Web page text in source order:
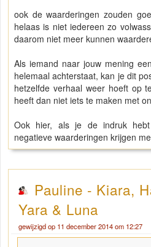
ook de waarderingen zouden
helaas is niet iedereen zo
daarom niet meer kunnen
Als iemand naar jouw mening
helemaal achterstaat, kan je dit
hetzelfde verhaal weer hoeft op
heeft dan niet iets te maken met
Ook hier, als je de indruk
negatieve waarderingen krijgen
Pauline - Kiara,
Yara & Luna
gewijzigd op 11 december 2014 om 12:27